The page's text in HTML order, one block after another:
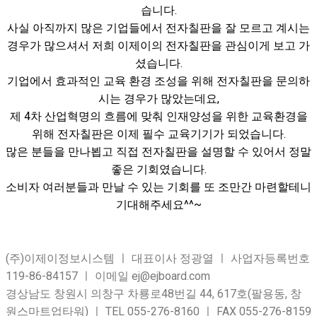
습니다.
사실 아직까지 많은 기업들에서 전자칠판을 잘 모르고 계시는
경우가 많으셔서 저희 이제이의 전자칠판을 관심이게 보고 가
셨습니다.​
기업에서 효과적인 교육 환경 조성을 위해 전자칠판을 문의하
시는 경우가 많았는데요,
제 4차 산업혁명의 흐름에 맞춰 인재양성을 위한 교육환경을
위해 전자칠판은 이제 필수 교육기기가 되었습니다.​
많은 분들을 만나뵙고 직접 전자칠판을 설명할 수 있어서 정말
좋은 기회였습니다.
소비자 여러분들과 만날 수 있는 기회를 또 조만간 마련할테니
기대해주세요^^~
(주)이제이정보시스템 ㅣ 대표이사 정광열 ㅣ 사업자등록번호
119-86-84157 ㅣ 이메일 ej@ejboard.com
경상남도 창원시 의창구 차룡로48번길 44, 617호(팔용동, 창
원스마트업타워) ㅣ TEL 055-276-8160 ㅣ FAX 055-276-8159